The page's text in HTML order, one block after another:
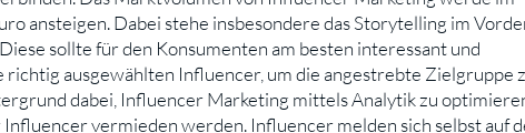
ansteigen. Dabei stehe insbesondere das Storytelling im
sollte für den Konsumenten am besten interessant und
ausgewählten Influencer, um die angestrebte Zielgruppe
dabei, Influencer Marketing mittels Analytik zu
vermieden werden. Influencer melden sich selbst auf